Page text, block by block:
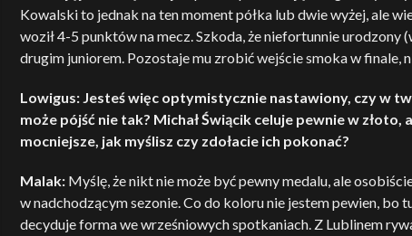
Kowalski to jednak na ten moment półka lub dwie wyżej, ale
woził 4-5 punktów na mecz. Szkoda, że niefortunnie
drugim juniorem. Pozostaje mu zrobić wejście smoka w finale,
Lowigus: Jesteś więc optymistycznie nastawiony, czy w
może pójść nie tak? Michał Świącik celuje pewnie w
mocniejsze, jak myślisz czy zdołacie ich pokonać?
Malak: Myślę, że nikt nie może być pewny medalu, ale
w nadchodzącym sezonie. Co do koloru nie jestem pewien,
decyduje forma we wrześniowych spotkaniach. Z Lublinem